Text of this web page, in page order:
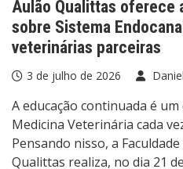
Aulão Qualittas oferece
sobre Sistema
veterinárias parceiras
3 de julho de 2026
A educação continuada é
Medicina Veterinária cada
Pensando nisso, a
Qualittas realiza, no dia 21